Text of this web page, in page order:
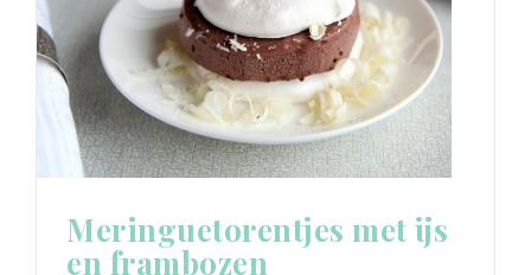
Meringuetorentjes met ijs
en frambozen